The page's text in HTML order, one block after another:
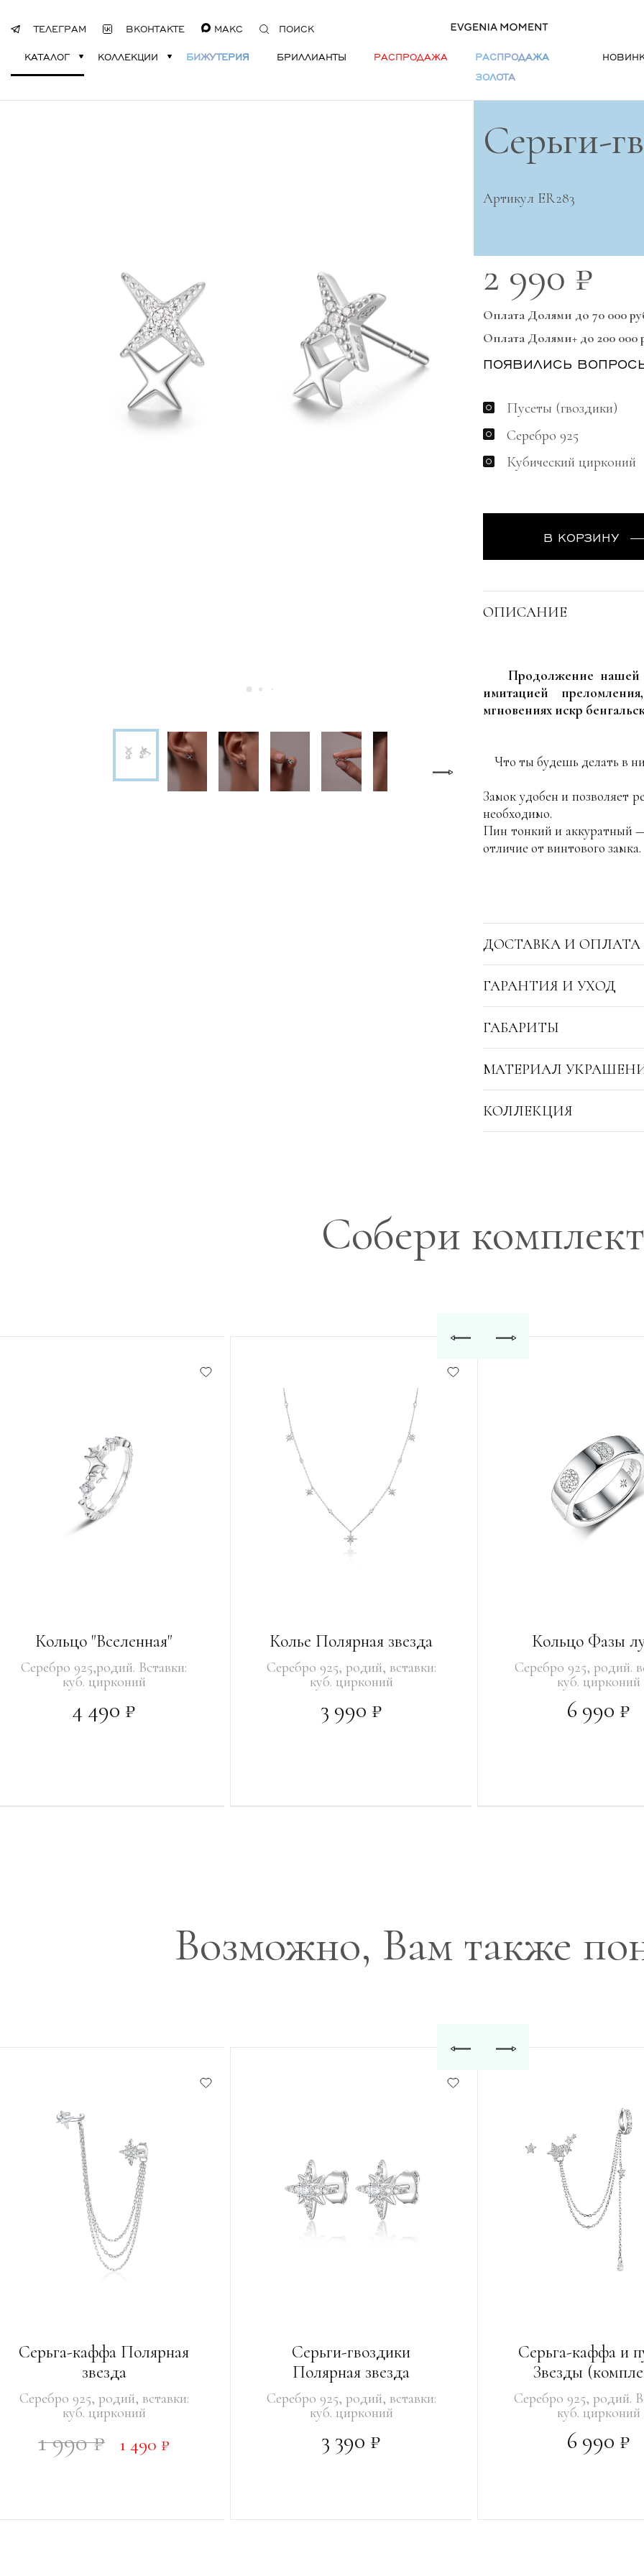
ТЕЛЕГРАМ ВКОНТАКТЕ МАКС ПОИСК
КАТАЛОГ КОЛЛЕКЦИИ БИЖУТЕРИЯ БРИЛЛИАНТЫ РАСПРОДАЖА
РАСПРОДАЖА
ЗОЛОТА
Серьги-
Артикул ER283
2 990 ₽
Оплата Долями до 70 000
Оплата Долями+ до 200 000
ПОЯВИЛИСЬ
Пусеты (гвоздики)
Серебро 925
Кубический цирконий
В КОРЗИНУ
ОПИСАНИЕ
Продолжение нашей
имитацией
мгновениях искр
Что ты будешь делать в
Замок удобен и позволяет
необходимо.
Пин тонкий и аккуратный
отличие от винтового замка.
ДОСТАВКА И ОПЛАТА
ГАРАНТИЯ И УХОД
ГАБАРИТЫ
МАТЕРИАЛ
КОЛЛЕКЦИЯ
Собери комплект
Кольцо "Вселенная"
Серебро 925,родий. Вставки:
куб. цирконий
4 490 ₽
Колье Полярная звезда
Серебро 925, родий, вставки:
куб. цирконий
3 990 ₽
Кольцо Фазы
Серебро 925, родий.
куб. цирконий
6 990 ₽
Возможно, Вам также
Серьга-каффа Полярная
звезда
Серебро 925, родий, вставки:
куб. цирконий
1 990 ₽ 1 490 ₽
Серьги-гвоздики
Полярная звезда
Серебро 925, родий, вставки:
куб. цирконий
3 390 ₽
Серьга-каффа и
Звезды
Серебро 925, родий.
куб. цирконий
6 990 ₽